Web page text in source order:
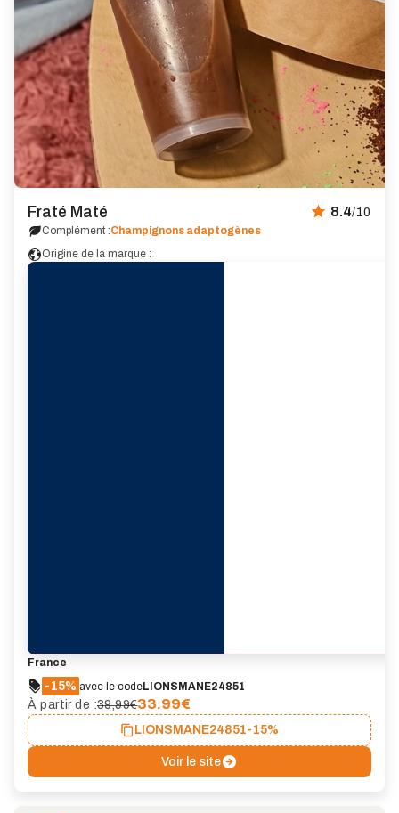
Fraté Maté 8.4/10
Complément :Champignons adaptogènes
Origine de la marque :
France
-15% avec le codeLIONSMANE24851
À partir de :39,99€33.99€
LIONSMANE24851-15%
Voir le site